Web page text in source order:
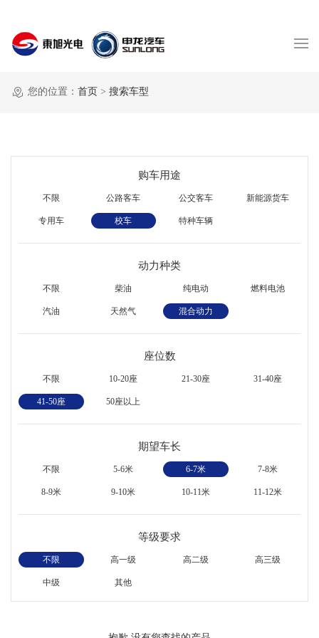
您的位置： 首页 > 搜索车型
购车用途
不限 公路客车 公交客车 新能源货车
专用车 校车 特种车辆
动力种类
不限 柴油 纯电动 燃料电池
汽油 天然气 混合动力
座位数
不限 10-20座 21-30座 31-40座
41-50座 50座以上
期望车长
不限 5-6米 6-7米 7-8米
8-9米 9-10米 10-11米 11-12米
等级要求
不限 高一级 高二级 高三级
中级 其他